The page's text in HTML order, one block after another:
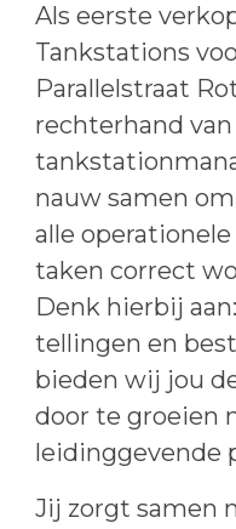
Als eerste
Tankstations
Parallelstraat
rechterhand van
nauw samen
alle
taken correct
Denk hierbij
tellingen en
bieden wij jou
door te groeien
leidinggevende
Jij zorgt samen